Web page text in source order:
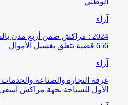
الوطني
آراء
2024 : مراكش ضمن أربع مدن
656 قضية تتعلق بغسيل الأموال
آراء
غرفة التجارة والصناعة
الأول للسياحة بجهة مراكش آسفي